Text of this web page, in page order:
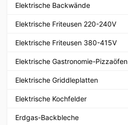
Elektrische Backwände
Elektrische Friteusen 220-240V
Elektrische Friteusen 380-415V
Elektrische Gastronomie-Pizzaöfen
Elektrische Griddleplatten
Elektrische Kochfelder
Erdgas-Backbleche